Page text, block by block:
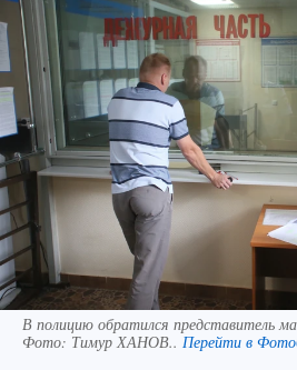
В полицию обратился представитель
Фото: Тимур ХАНОВ.. Перейти в